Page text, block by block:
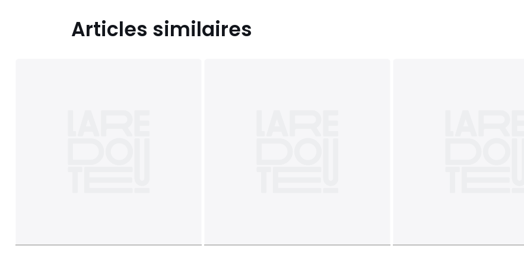
Articles similaires